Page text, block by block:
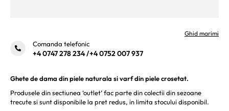
Ghid marimi
Comanda telefonic
+4 0747 278 234/+4 0752 007 937
Ghete de dama din piele naturala si varf din piele crosetat.
Produsele din sectiunea ‘outlet’ fac parte din colectii din sezoane
trecute si sunt disponibile la pret redus, in limita stocului disponibil.